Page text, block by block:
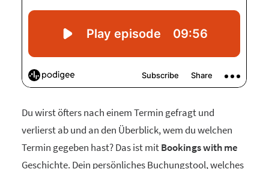
Du wirst öfters nach einem Termin gefragt und
verlierst ab und an den Überblick, wem du welchen
Termin gegeben hast? Das ist mitBookings with me
Geschichte. Dein persönliches Buchungstool, welches